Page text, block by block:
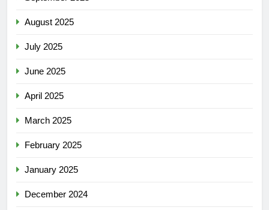
August 2025
July 2025
June 2025
April 2025
March 2025
February 2025
January 2025
December 2024